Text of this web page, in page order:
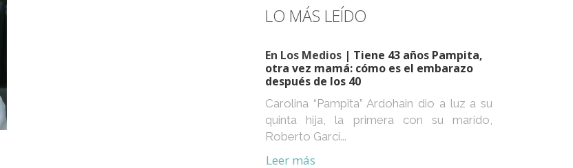
LO MÁS LEÍDO
En Los Medios | Tiene 43 años Pampita,
otra vez mamá: cómo es el embarazo
después de los 40
Carolina “Pampita” Ardohain dio a luz a su
quinta hija, la primera con su marido,
Roberto Garcí...
Leer más